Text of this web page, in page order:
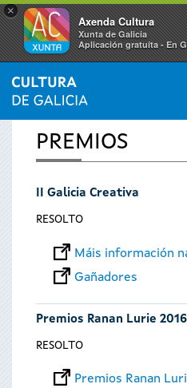
×
Axenda Cultura
Xunta de Galicia
Aplicación gratuíta - En
Vostede
está
aquí
INICIO
PREMIOS
II Galicia Creativa
RESOLTO
Máis información
Gañadores
Premios Ranan Lurie
RESOLTO
Premios Ranan